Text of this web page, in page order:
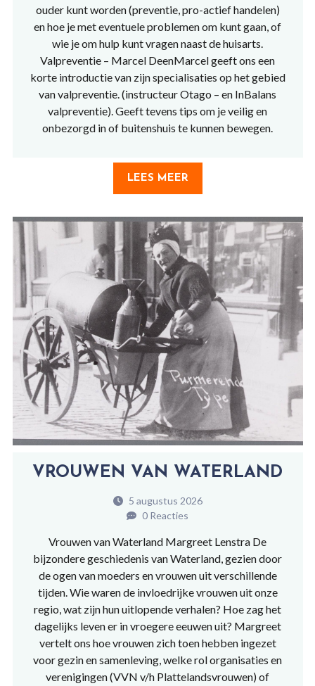
ouder kunt worden (preventie, pro-actief handelen)
en hoe je met eventuele problemen om kunt gaan, of
wie je om hulp kunt vragen naast de huisarts.
Valpreventie – Marcel DeenMarcel geeft ons een
korte introductie van zijn specialisaties op het gebied
van valpreventie. (instructeur Otago – en InBalans
valpreventie). Geeft tevens tips om je veilig en
onbezorgd in of buitenshuis te kunnen bewegen.
LEES MEER
VROUWEN VAN WATERLAND
5 augustus 2026
0 Reacties
Vrouwen van Waterland Margreet Lenstra De
bijzondere geschiedenis van Waterland, gezien door
de ogen van moeders en vrouwen uit verschillende
tijden. Wie waren de invloedrijke vrouwen uit onze
regio, wat zijn hun uitlopende verhalen? Hoe zag het
dagelijks leven er in vroegere eeuwen uit? Margreet
vertelt ons hoe vrouwen zich toen hebben ingezet
voor gezin en samenleving, welke rol organisaties en
verenigingen (VVN v/h Plattelandsvrouwen) of